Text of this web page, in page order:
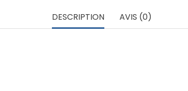
DESCRIPTION AVIS (0)